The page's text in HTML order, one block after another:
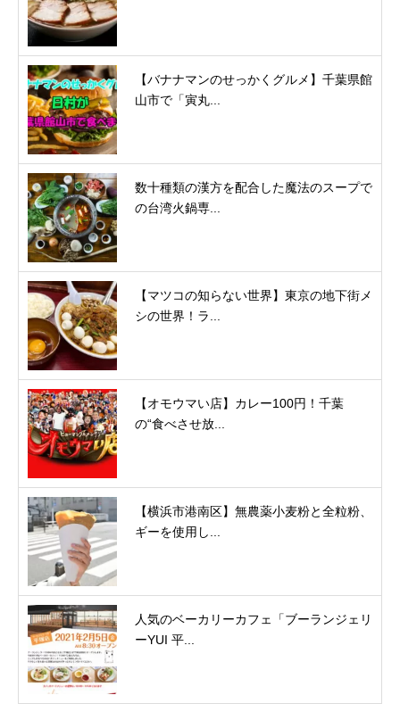
【バナナマンのせっかくグルメ】千葉県館
山市で「寅丸...
数十種類の漢方を配合した魔法のスープで
の台湾火鍋専...
【マツコの知らない世界】東京の地下街メ
シの世界！ラ...
【オモウマい店】カレー100円！千葉
の“食べさせ放...
【横浜市港南区】無農薬小麦粉と全粒粉、
ギーを使用し...
人気のベーカリーカフェ「ブーランジェリ
ーYUI 平...